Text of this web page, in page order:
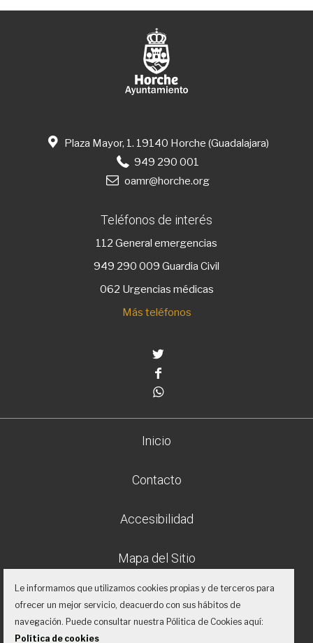
Plaza Mayor, 1. 19140 Horche (Guadalajara)
949 290 001
oamr@horche.org
Teléfonos de interés
112 General emergencias
949 290 009 Guardia Civil
062 Urgencias médicas
Más teléfonos
Inicio
Contacto
Accesibilidad
Mapa del Sitio
Aviso legal
Política de privacidad
Le informamos que utilizamos cookies propias y de terceros para
ofrecer un mejor servicio, deacuerdo con sus hábitos de
navegación. Puede consultar nuestra Pólitica de Cookies aquí:
Política de cookies